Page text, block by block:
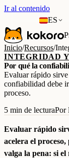
Ir al contenido
ES
Inicio/Recursos/
INTEGRIDAD
Por qué la
Evaluar rápido
confiabilidad debe
proceso.
5 min de lecturaPor
Evaluar rápido
acelera el
valga la pena: si